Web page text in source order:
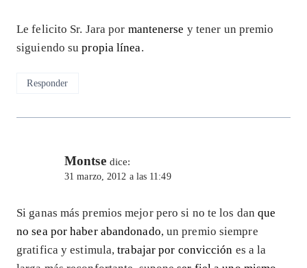
Le felicito Sr. Jara por mantenerse y tener un premio
siguiendo supropia línea.
Responder
Montse dice:
31 marzo, 2012 a las 11:49
Si ganas más premios mejor pero si no te los dan que
no sea por haber abandonado, un premio siempre
gratifica y estimula,trabajar por convicción es a la